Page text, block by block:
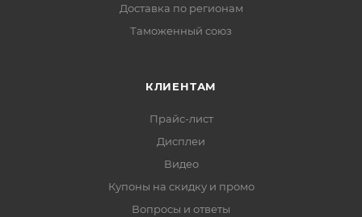
Доставка по регионам
Таможенный союз
КЛИЕНТАМ
Прайс-лист
Дисплеи
Видео
Купоны на скидку и промо
Вопросы и ответы